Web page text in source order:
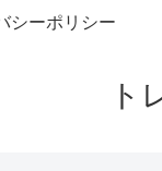
ト
シーポリシー